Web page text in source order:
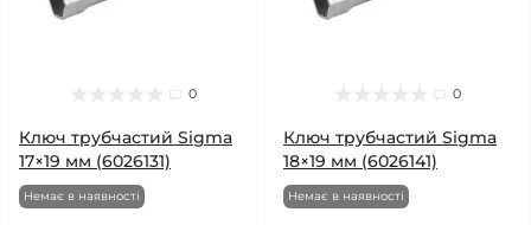
0
Ключ трубчастий Sigma
17×19 мм (6026131)
Немає в наявності
0
Ключ трубчастий Sigma
18×19 мм (6026141)
Немає в наявності